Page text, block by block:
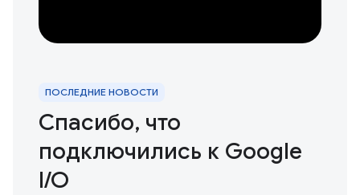
ПОСЛЕДНИЕ НОВОСТИ
Спасибо, что
подключились к Google
I / O